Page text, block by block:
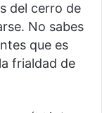
del cerro de
No sabes
que es
frialdad de